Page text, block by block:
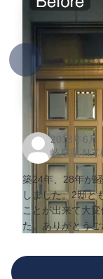
2018年6月
岐阜県 N.T.
築24年、28年が
しました。2邸と
ことが出来て大
た。ありがとうご